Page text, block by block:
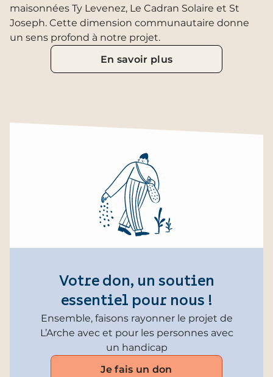
maisonnées Ty Levenez, Le Cadran Solaire et St
Joseph. Cette dimension communautaire donne
un sens profond à notre projet.
En savoir plus
Votre don, un soutien
essentiel pour nous !
Ensemble, faisons rayonner le projet de
L’Arche avec et pour les personnes avec
un handicap
Je fais un don